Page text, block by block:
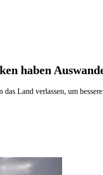
haben
Land verlassen, um